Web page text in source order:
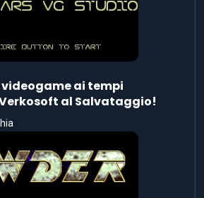
videogame ai tempi
al Salvataggio!